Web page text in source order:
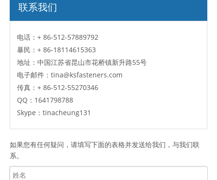
联系我们
电话：+ 86-512-57889792
暴民： + 86-18114615363
地址：中国江苏省昆山市花桥镇新升路55号
电子邮件： tina@ksfasteners.com
传真： + 86-512-55270346
QQ： 1641798788
Skype： tinacheung131
如果您有任何疑问，请填写下面的表格并发送给我们，与我们联
系。